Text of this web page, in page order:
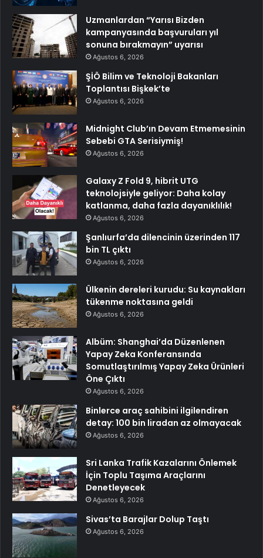
Uzmanlardan “Yarısı Bizden
kampanyasında başvuruları yıl
sonuna bırakmayın” uyarısı
Ağustos 6, 2026
ŞİÖ Bilim ve Teknoloji Bakanları
Toplantısı Bişkek’te
Ağustos 6, 2026
Midnight Club’ın Devam Etmemesinin
Sebebi GTA Serisiymiş!
Ağustos 6, 2026
Galaxy Z Fold 9, hibrit UTG
teknolojsiyle geliyor: Daha kolay
katlanma, daha fazla dayanıklılık!
Ağustos 6, 2026
Şanlıurfa’da dilencinin üzerinden 117
bin TL çıktı
Ağustos 6, 2026
Ülkenin dereleri kurudu: Su kaynakları
tükenme noktasına geldi
Ağustos 6, 2026
Albüm: Shanghai’da Düzenlenen
Yapay Zeka Konferansında
Somutlaştırılmış Yapay Zeka Ürünleri
Öne Çıktı
Ağustos 6, 2026
Binlerce araç sahibini ilgilendiren
detay: 100 bin liradan az olmayacak
Ağustos 6, 2026
Sri Lanka Trafik Kazalarını Önlemek
İçin Toplu Taşıma Araçlarını
Denetleyecek
Ağustos 6, 2026
Sivas’ta Barajlar Dolup Taştı
Ağustos 6, 2026